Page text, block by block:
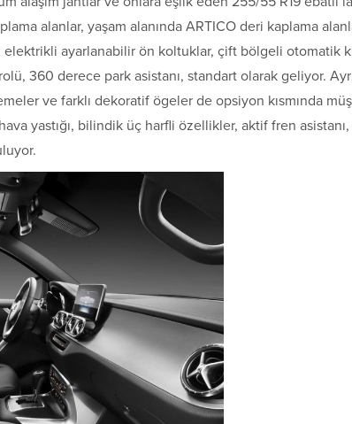
alanlar, yaşam alanında ARTICO deri kaplama
ayarlanabilir ön koltuklar, çift bölgeli otomatik
360 derece park asistanı, standart olarak geliyor.
ve farklı dekoratif ögeler de opsiyon kısmında
yastığı, bilindik üç harfli özellikler, aktif fren